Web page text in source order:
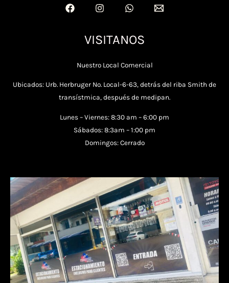
VISITANOS
Nuestro Local Comercial
Ubicados: Urb. Herbruger No. Local-6-63, detrás del riba Smith de
transístmica, después de medipan.
Lunes – Viernes: 8:30 am – 6:00 pm
Sábados: 8:3am – 1:00 pm
Domingos: Cerrado